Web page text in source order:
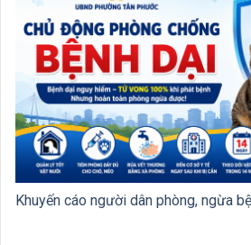
Khuyến cáo người dân phòng, ngừa